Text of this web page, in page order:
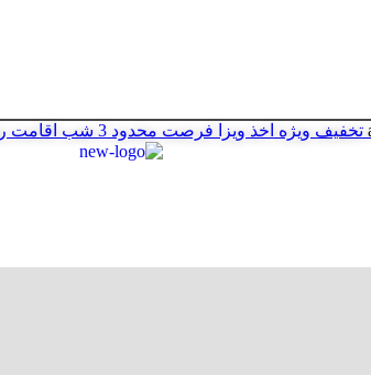
تخفیف ویژه اخذ ویزا فرصت محدود 3 شب اقامت رایگان هتل